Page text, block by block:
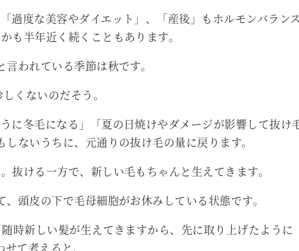
過度な美容やダイエット」、「産後」もホルモンバラン
も半年近く続くこともあります。
われている季節は秋です。
くないのだそう。
に冬毛になる」「夏の日焼けやダメージが影響して抜け
ないうちに、元通りの抜け毛の量に戻ります。
抜ける一方で、新しい毛もちゃんと生えてきます。
頭皮の下で毛母細胞がお休みしている状態です。
時新しい髪が生えてきますから、先に取り上げたように
て考えると、